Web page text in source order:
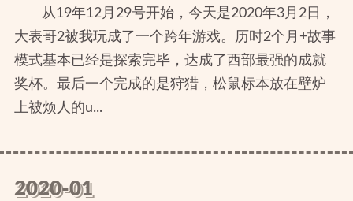
从19年12月29号开始，今天是2020年3月2日，
大表哥2被我玩成了一个跨年游戏。历时2个月+故事
模式基本已经是探索完毕，达成了西部最强的成就
奖杯。最后一个完成的是狩猎，松鼠标本放在壁炉
上被烦人的u...
2020-01